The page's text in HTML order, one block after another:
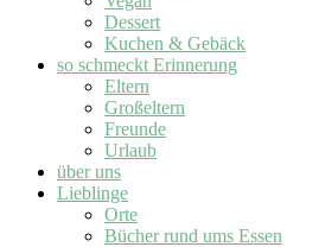
Dessert
Kuchen & Gebäck
so schmeckt Erinnerung
Eltern
Großeltern
Freunde
Urlaub
über uns
Lieblinge
Orte
Bücher rund ums Essen